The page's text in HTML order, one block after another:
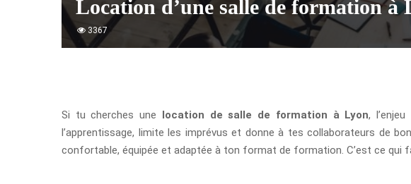
Location d’une salle de formation à
3367
Si tu cherches une location de salle de formation à Lyon,
l’apprentissage, limite les imprévus et donne à tes collaborateurs de
confortable, équipée et adaptée à ton format de formation. C’est ce qui